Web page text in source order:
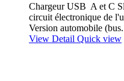
Chargeur USB A et C
circuit électronique de
Version automobile
View Detail Quick view